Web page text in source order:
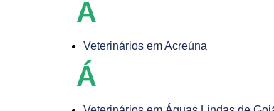
A
Veterinários em Acreúna
Á